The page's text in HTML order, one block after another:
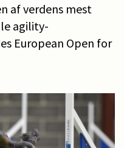
af verdens mest
agility-
European Open for